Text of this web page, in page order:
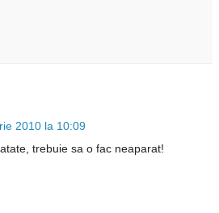
2010 la 10:09
trebuie sa o fac neaparat!